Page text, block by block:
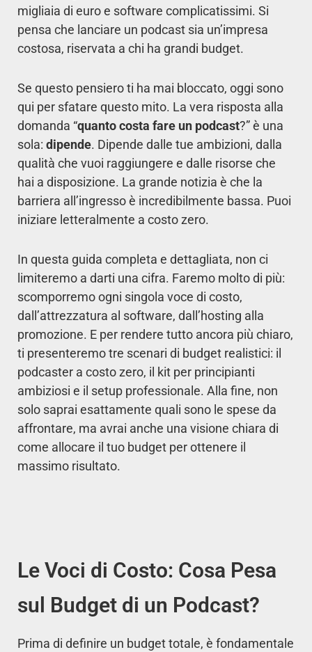
migliaia di euro e software complicatissimi. Si
pensa che lanciare un podcast sia un’impresa
costosa, riservata a chi ha grandi budget.
Se questo pensiero ti ha mai bloccato, oggi sono
qui per sfatare questo mito. La vera risposta alla
domanda “quanto costa fare un podcast?” è una
sola: dipende. Dipende dalle tue ambizioni, dalla
qualità che vuoi raggiungere e dalle risorse che
hai a disposizione. La grande notizia è che la
barriera all’ingresso è incredibilmente bassa. Puoi
iniziare letteralmente a costo zero.
In questa guida completa e dettagliata, non ci
limiteremo a darti una cifra. Faremo molto di più:
scomporremo ogni singola voce di costo,
dall’attrezzatura al software, dall’hosting alla
promozione. E per rendere tutto ancora più chiaro,
ti presenteremo tre scenari di budget realistici: il
podcaster a costo zero, il kit per principianti
ambiziosi e il setup professionale. Alla fine, non
solo saprai esattamente quali sono le spese da
affrontare, ma avrai anche una visione chiara di
come allocare il tuo budget per ottenere il
massimo risultato.
Le Voci di Costo: Cosa Pesa
sul Budget di un Podcast?
Prima di definire un budget totale, è fondamentale